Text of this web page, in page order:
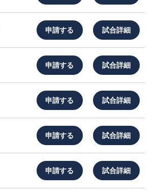
申請する 試合詳細
申請する 試合詳細
申請する 試合詳細
申請する 試合詳細
申請する 試合詳細